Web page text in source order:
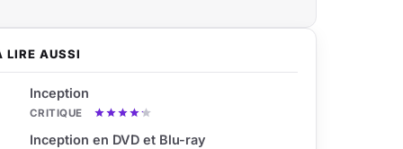
LIRE AUSSI
Inception
CRITIQUE
Inception en DVD et Blu-ray